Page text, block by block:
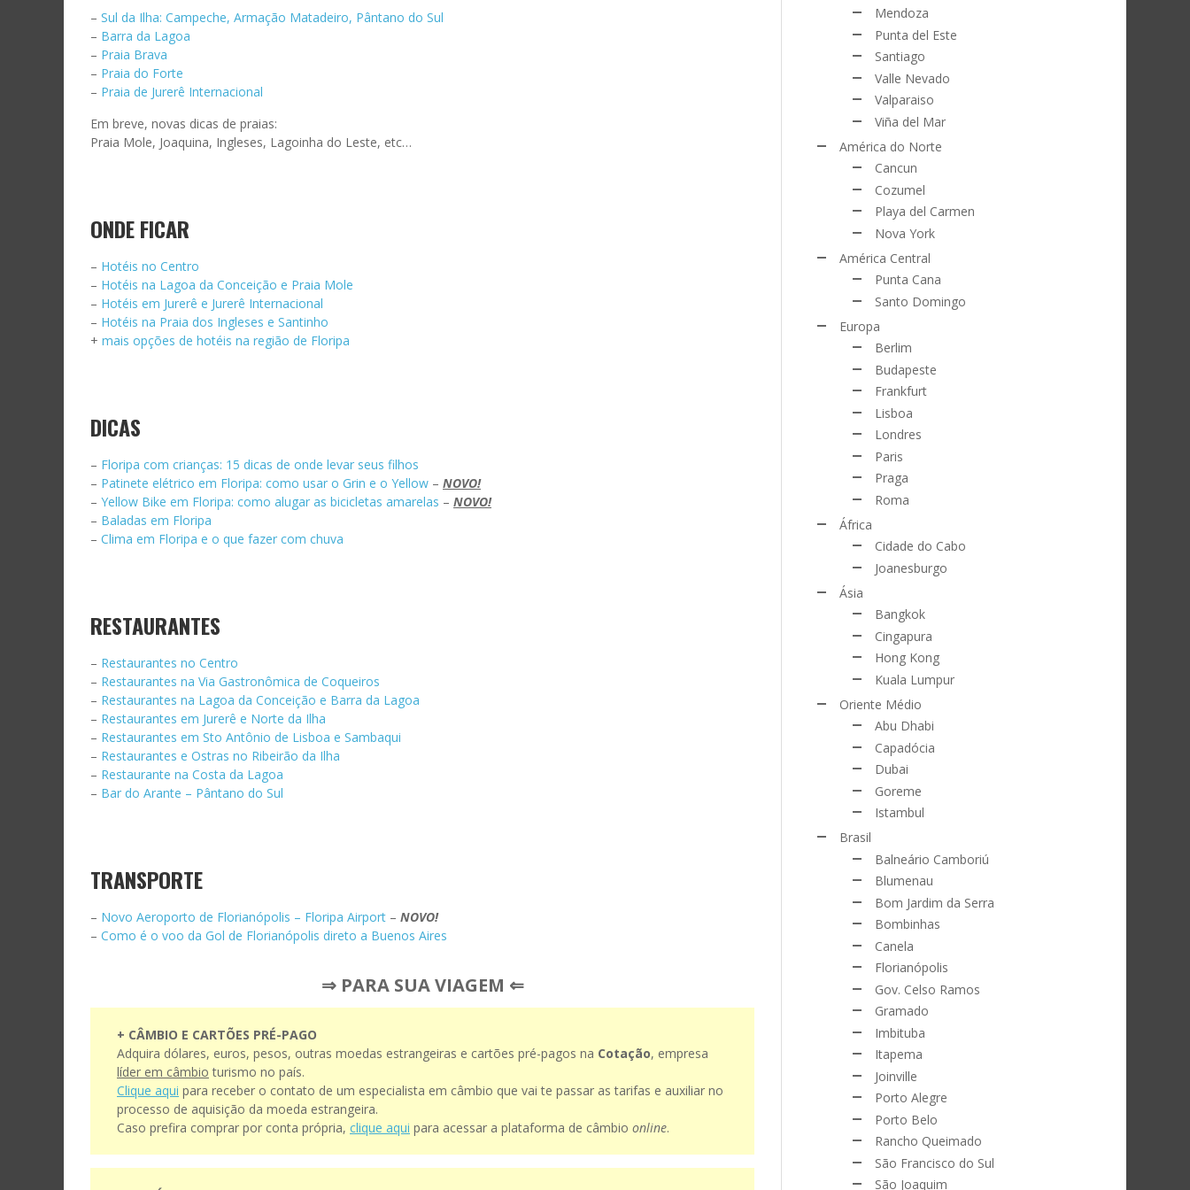
– Sul da Ilha: Campeche, Armação Matadeiro, Pântano do Sul
– Barra da Lagoa
– Praia Brava
– Praia do Forte
– Praia de Jurerê Internacional
Em breve, novas dicas de praias:
Praia Mole, Joaquina, Ingleses, Lagoinha do Leste, etc…
ONDE FICAR
– Hotéis no Centro
– Hotéis na Lagoa da Conceição e Praia Mole
– Hotéis em Jurerê e Jurerê Internacional
– Hotéis na Praia dos Ingleses e Santinho
+ mais opções de hotéis na região de Floripa
DICAS
– Floripa com crianças: 15 dicas de onde levar seus filhos
– Patinete elétrico em Floripa: como usar o Grin e o Yellow – NOVO!
– Yellow Bike em Floripa: como alugar as bicicletas amarelas – NOVO!
– Baladas em Floripa
– Clima em Floripa e o que fazer com chuva
RESTAURANTES
– Restaurantes no Centro
– Restaurantes na Via Gastronômica de Coqueiros
– Restaurantes na Lagoa da Conceição e Barra da Lagoa
– Restaurantes em Jurerê e Norte da Ilha
– Restaurantes em Sto Antônio de Lisboa e Sambaqui
– Restaurantes e Ostras no Ribeirão da Ilha
– Restaurante na Costa da Lagoa
– Bar do Arante – Pântano do Sul
TRANSPORTE
– Novo Aeroporto de Florianópolis – Floripa Airport – NOVO!
– Como é o voo da Gol de Florianópolis direto a Buenos Aires
⇒ PARA SUA VIAGEM ⇐
+ CÂMBIO E CARTÕES PRÉ-PAGO
Adquira dólares, euros, pesos, outras moedas estrangeiras e cartões pré-pagos na Cotação, empresa
líder em câmbio turismo no país.
Clique aqui para receber o contato de um especialista em câmbio que vai te passar as tarifas e auxiliar no
processo de aquisição da moeda estrangeira.
Caso prefira comprar por conta própria, clique aqui para acessar a plataforma de câmbio online.
Mendoza
Punta del Este
Santiago
Valle Nevado
Valparaiso
Viña del Mar
América do Norte
Cancun
Cozumel
Playa del Carmen
Nova York
América Central
Punta Cana
Santo Domingo
Europa
Berlim
Budapeste
Frankfurt
Lisboa
Londres
Paris
Praga
Roma
África
Cidade do Cabo
Joanesburgo
Ásia
Bangkok
Cingapura
Hong Kong
Kuala Lumpur
Oriente Médio
Abu Dhabi
Capadócia
Dubai
Goreme
Istambul
Brasil
Balneário Camboriú
Blumenau
Bom Jardim da Serra
Bombinhas
Canela
Florianópolis
Gov. Celso Ramos
Gramado
Imbituba
Itapema
Joinville
Porto Alegre
Porto Belo
Rancho Queimado
São Francisco do Sul
São Joaquim